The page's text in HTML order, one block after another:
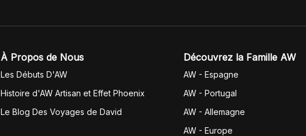
À Propos de Nous
Les Débuts D'AW
Histoire d'AW Artisan et Effet Phoenix
Le Blog Des Voyages de David
Découvrez la Famille AW
AW - Espagne
AW - Portugal
AW - Allemagne
AW - Europe